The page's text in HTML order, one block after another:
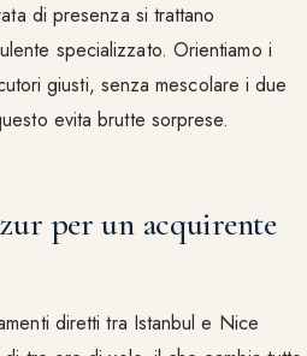
di presenza si trattano
specializzato. Orientiamo i
giusti, senza mescolare i due
evita brutte sorprese.
per un acquirente
diretti tra Istanbul e Nice